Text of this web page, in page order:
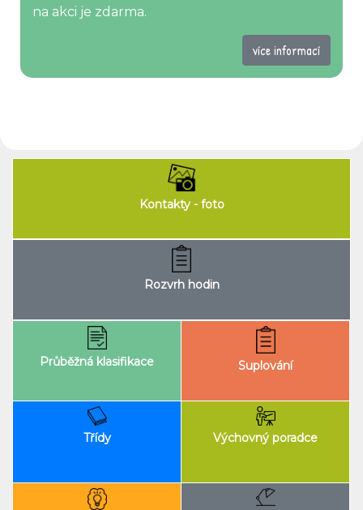
Kontakty - foto
Rozvrh hodin
Průběžná klasifikace Suplování
Třídy Výchovný poradce
na akci je zdarma.
více informací